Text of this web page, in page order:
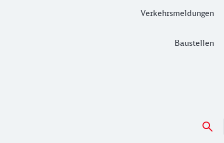
Verkehrsmeldungen
Baustellen